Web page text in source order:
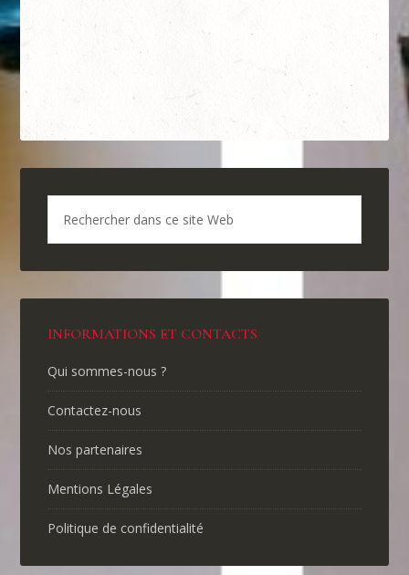
INFORMATIONS ET CONTACTS
Qui sommes-nous ?
Contactez-nous
Nos partenaires
Mentions Légales
Politique de confidentialité